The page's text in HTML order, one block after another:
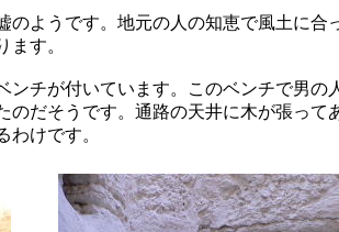
のようです。地元の人の知恵で風土に合
す。
ンチが付いています。このベンチで男の
のだそうです。通路の天井に木が張って
けです。